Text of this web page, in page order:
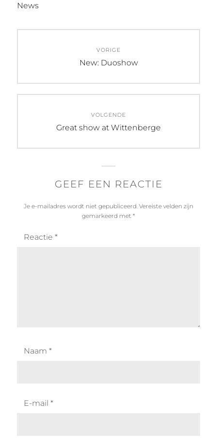
News
VORIGE
Vorig
New: Duoshow
VOLGENDE
Volgend
Great show at Wittenberge
GEEF EEN REACTIE
Je e-mailadres wordt niet gepubliceerd. Vereiste velden zijn
gemarkeerd met *
Reactie *
Naam *
E-mail *